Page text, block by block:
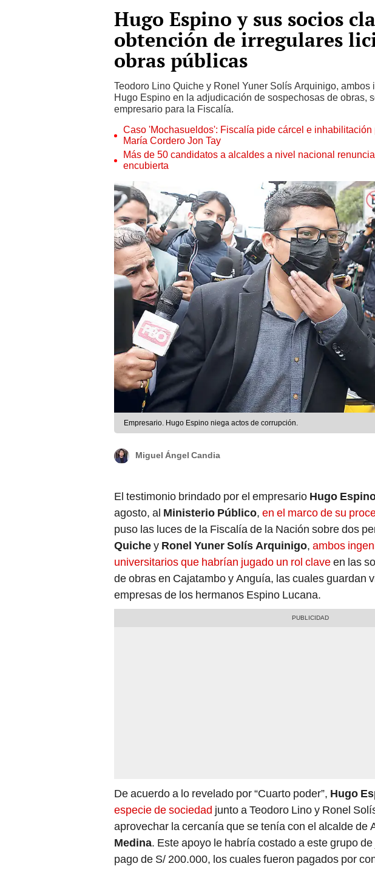
Hugo Espino y sus socios
obtención de irregulares
obras públicas
Teodoro Lino Quiche y Ronel Yuner Solís Arquinigo,
Hugo Espino en la adjudicación de sospechosas de obras,
empresario para la Fiscalía.
Caso 'Mochasueldos': Fiscalía pide cárcel e
María Cordero Jon Tay
Más de 50 candidatos a alcaldes a nivel nacional
encubierta
Empresario. Hugo Espino niega actos de corrupción.
Miguel Ángel Candia
El testimonio brindado por el empresario Hugo
agosto, al Ministerio Público, en el marco de su
puso las luces de la Fiscalía de la Nación sobre dos
Quichey Ronel Yuner Solís Arquinigo, ambos
universitarios que habrían jugado un rol claveen las
de obras en Cajatambo y Anguía, las cuales guardan
empresas de los hermanos Espino Lucana.
De acuerdo a lo revelado por “Cuarto poder”, Hugo
especie de sociedad junto a Teodoro Lino y Ronel
aprovechar la cercanía que se tenía con el alcalde de
Medina. Este apoyo le habría costado a este grupo
pago de S/ 200.000, los cuales fueron pagados por